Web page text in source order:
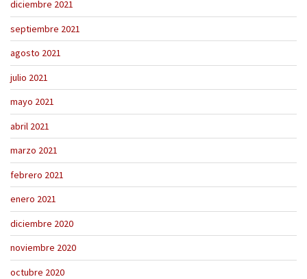
diciembre 2021
septiembre 2021
agosto 2021
julio 2021
mayo 2021
abril 2021
marzo 2021
febrero 2021
enero 2021
diciembre 2020
noviembre 2020
octubre 2020